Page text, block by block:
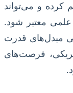
کرده و می‌تواند
علمی معتبر شود.
مبدل‌های قدرت
فرصت‌های